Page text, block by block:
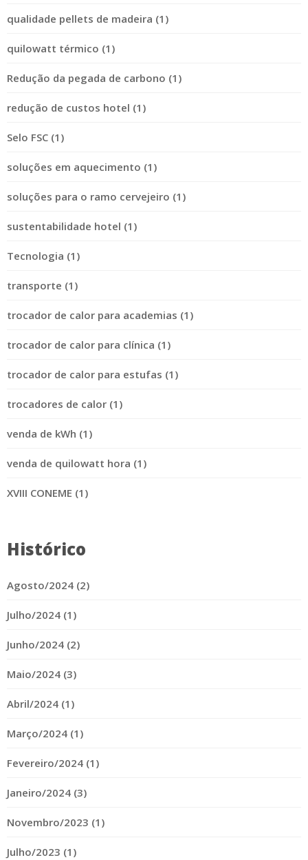
qualidade pellets de madeira (1)
quilowatt térmico (1)
Redução da pegada de carbono (1)
redução de custos hotel (1)
Selo FSC (1)
soluções em aquecimento (1)
soluções para o ramo cervejeiro (1)
sustentabilidade hotel (1)
Tecnologia (1)
transporte (1)
trocador de calor para academias (1)
trocador de calor para clínica (1)
trocador de calor para estufas (1)
trocadores de calor (1)
venda de kWh (1)
venda de quilowatt hora (1)
XVIII CONEME (1)
Histórico
Agosto/2024 (2)
Julho/2024 (1)
Junho/2024 (2)
Maio/2024 (3)
Abril/2024 (1)
Março/2024 (1)
Fevereiro/2024 (1)
Janeiro/2024 (3)
Novembro/2023 (1)
Julho/2023 (1)